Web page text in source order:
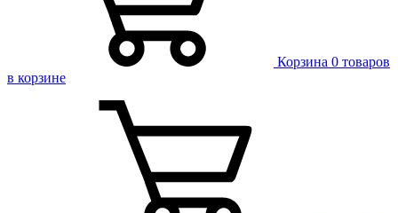
Корзина 0 товаров
в корзине